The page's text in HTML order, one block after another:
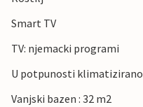
Smart TV
TV: njemacki programi
U potpunosti klimatizirano
Vanjski bazen : 32 m2